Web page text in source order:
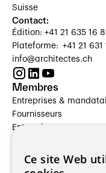
Suisse
Contact:
Édition: +41 21 635 16
Plateforme: +41 21 631
info@architectes.ch
Membres
Entreprises &
Fournisseurs
Entreprises
Architectes
Architectes d'intérieur
Ce site Web